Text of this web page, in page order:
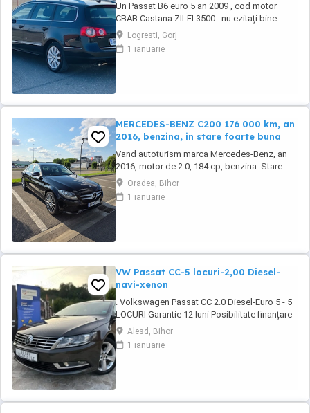
Un Passat B6 euro 5 an 2009 , cod motor
CBAB Castana ZILEI 3500 ..nu ezitați bine
întreținut schimburile făcute la zi nu mai
necesită nici o investiție , ți-ai luat doar cheia
și ai plecat la drum Ce i interesați să îmi lase
Logresti, Gorj
1 ianuarie
MERCEDES-BENZ C200 176 000 km, an
2016, benzina, in stare foarte buna
Vand autoturism marca Mercedes-Benz, an
2016, motor de 2.0, 184 cp, benzina. Stare
tehnică și estetică bună, kilometri reali (
176000). O singură cheie. Tractiune spate.
Masina beneficiază de 2 seturi de anvelope
Oradea, Bihor
1 ianuarie
VW Passat CC-5 locuri-2,00 Diesel-
navi-xenon
. Volkswagen Passat CC 2.0 Diesel-Euro 5 - 5
LOCURI Garantie 12 luni Posibilitate finanțare
persoane fizice juridice PREȚ: 10.950 ușor
negociabil -An:06.2014 -197.000 km (reali și
certificati) ...
Alesd, Bihor
1 ianuarie